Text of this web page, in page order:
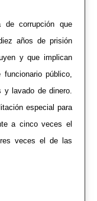
de corrupción que
años de prisión
y que implican
público,
y lavado de dinero.
especial para
a cinco veces el
veces el de las